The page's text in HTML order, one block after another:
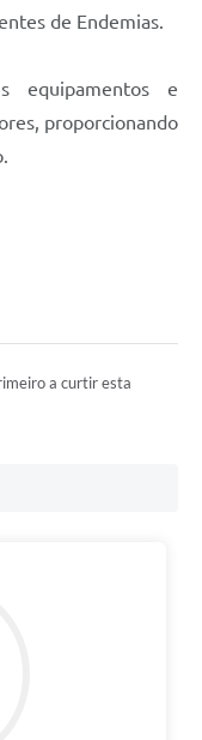
de Endemias.
equipamentos e
proporcionando
a curtir esta